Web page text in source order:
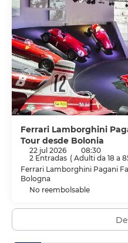
Ferrari Lamborghini
Tour desde Bolonia
22 jul 2026
08:30
2 Entradas ( Adulti da 18 a
Ferrari Lamborghini Pagani
Bologna
No reembolsable